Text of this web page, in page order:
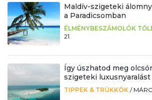
Maldív-szigeteki
a Paradicsomban
ÉLMÉNYBESZÁMOLÓK
21.
Így úszhatod meg
szigeteki luxusnyaralást
TIPPEK & TRÜKKÖK /